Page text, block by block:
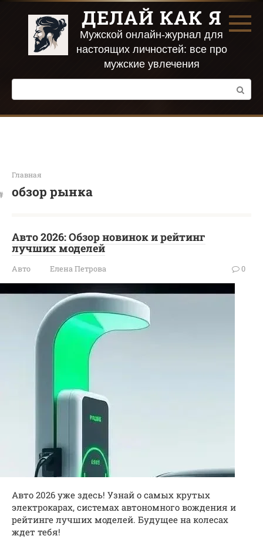
Перейти
контенту
ДЕЛАЙ КАК Я
Мужской онлайн-журнал для
настоящих личностей: все про
мужские увлечения
Поиск:
Главная
обзор рынка
Авто 2026: Обзор новинок и рейтинг
лучших моделей
Авто Елена Петрова 0
Авто 2026 уже здесь! Узнай о самых крутых
электрокарах, системах автономного вождения и
рейтинге лучших моделей. Будущее на колесах
ждет тебя!